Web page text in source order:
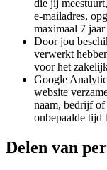
die jij
e-mailadres,
maximaal 7
Door jou
verwerkt
voor het
Google
website
naam, bedrijf of
onbepaalde tijd
Delen van